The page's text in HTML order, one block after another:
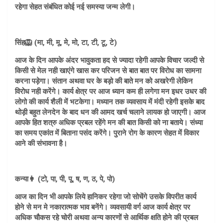
रहेगा सेहत संबंधित कोई नई समस्या जन्म लेगी।
सिंह🦁 (मा, मी, मू, मे, मो, टा, टी, टू, टे)
आज के दिन आपके अंदर भावुकता हद से ज्यादा रहेगी आपके विचार जल्दी से
किसी से मेल नही खाएंगे खास कर परिजन से बात बात पर विरोध का सामना
करना पड़ेगा। संतान अथवा घर के बड़ो की बाते मन को अखरेगी लेकिन
विरोध नही करेंगे। कार्य क्षेत्र पर आज ध्यान कम ही लगेगा मन इधर उधर की
लोगो की कार्य शैली में भटकेगा। मध्यान तक व्यवसाय में मंदी रहेगी इसके बाद
थोड़ी बहुत लेनदेन के बाद धन की आमद खर्च चलाने लायक हो जाएगी। आज
आपके हित शत्रु अधिक प्रबल रहेंगे मन की बात किसी को ना बताये। संध्या
का समय एकांत में बिताना पसंद करेंगे। पुराने रोग के कारण सेहत में विकार
आने की संभावना है।
कन्या👩 (टो, पा, पी, पू, ष, ण, ठ, पे, पो)
आज का दिन भी आपके लिये हानिकर रहेगा जो सोचेंगे उसके विपरीत कार्य
होने से मन मे नकारात्मक भाव बनेंगे। व्यवसायी वर्ग आज कार्य क्षेत्र पर
अधिक चौकस रहे चोरी अथवा अन्य कारणों से आर्थिक क्षति होने की प्रबल